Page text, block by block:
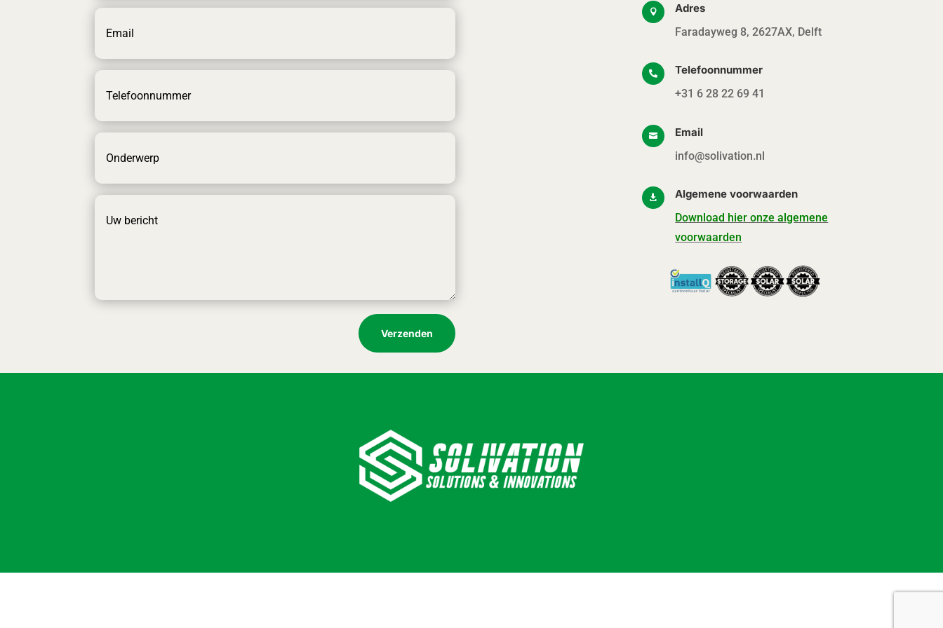
Verzenden

Adres
Faradayweg 8, 2627AX, Delft

Telefoonnummer
+31 6 28 22 69 41

Email
info@solivation.nl

Algemene voorwaarden
Download hier onze algemene
voorwaarden